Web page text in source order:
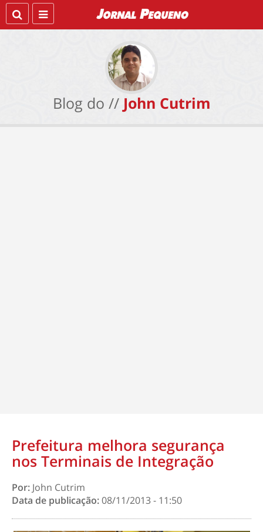
Blog do // John Cutrim
Prefeitura melhora segurança
nos Terminais de Integração
Por: John Cutrim
Data de publicação:08/11/2013 - 11:50